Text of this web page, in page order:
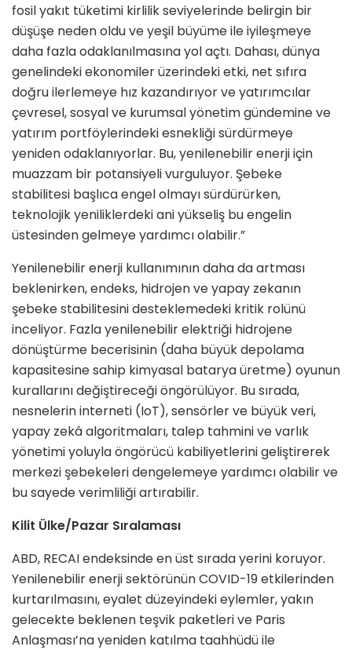
fosil yakıt tüketimi kirlilik seviyelerinde belirgin bir
düşüşe neden oldu ve yeşil büyüme ile iyileşmeye
daha fazla odaklanılmasına yol açtı. Dahası, dünya
genelindeki ekonomiler üzerindeki etki, net sıfıra
doğru ilerlemeye hız kazandırıyor ve yatırımcılar
çevresel, sosyal ve kurumsal yönetim gündemine ve
yatırım portföylerindeki esnekliği sürdürmeye
yeniden odaklanıyorlar. Bu, yenilenebilir enerji için
muazzam bir potansiyeli vurguluyor. Şebeke
stabilitesi başlıca engel olmayı sürdürürken,
teknolojik yeniliklerdeki ani yükseliş bu engelin
üstesinden gelmeye yardımcı olabilir.”
Yenilenebilir enerji kullanımının daha da artması
beklenirken, endeks, hidrojen ve yapay zekanın
şebeke stabilitesini desteklemedeki kritik rolünü
inceliyor. Fazla yenilenebilir elektriği hidrojene
dönüştürme becerisinin (daha büyük depolama
kapasitesine sahip kimyasal batarya üretme) oyunun
kurallarını değiştireceği öngörülüyor. Bu sırada,
nesnelerin interneti (IoT), sensörler ve büyük veri,
yapay zekâ algoritmaları, talep tahmini ve varlık
yönetimi yoluyla öngörücü kabiliyetlerini geliştirerek
merkezi şebekeleri dengelemeye yardımcı olabilir ve
bu sayede verimliliği artırabilir.
Kilit Ülke/Pazar Sıralaması
ABD, RECAI endeksinde en üst sırada yerini koruyor.
Yenilenebilir enerji sektörünün COVID-19 etkilerinden
kurtarılmasını, eyalet düzeyindeki eylemler, yakın
gelecekte beklenen teşvik paketleri ve Paris
Anlaşması’na yeniden katılma taahhüdü ile